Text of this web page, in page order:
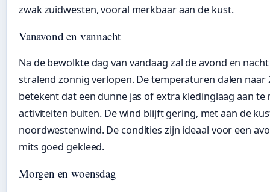
zwak zuidwesten, vooral merkbaar aan de kust.
Vanavond en vannacht
Na de bewolkte dag van vandaag zal de avond en
stralend zonnig verlopen. De temperaturen dalen naar
betekent dat een dunne jas of extra kledinglaag aan te
activiteiten buiten. De wind blijft gering, met aan de
noordwestenwind. De condities zijn ideaal voor een
mits goed gekleed.
Morgen en woensdag